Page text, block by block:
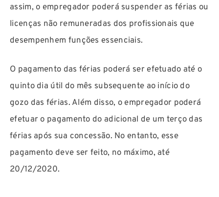
assim, o empregador poderá suspender as férias ou
licenças não remuneradas dos profissionais que
desempenhem funções essenciais.
O pagamento das férias poderá ser efetuado até o
quinto dia útil do mês subsequente ao início do
gozo das férias. Além disso, o empregador poderá
efetuar o pagamento do adicional de um terço das
férias após sua concessão. No entanto, esse
pagamento deve ser feito, no máximo, até
20/12/2020.